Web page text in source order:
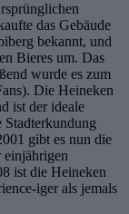
das Gebäude
bekannt, und
Bieres um. Das
wurde es zum
Die Heineken
ist der ideale
gibt es nun die
einjährigen
ist die Heineken
iger als jemals